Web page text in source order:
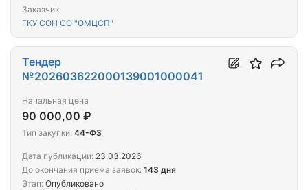
Заказчик
ГКУ СОН СО "ОМЦСП"
Тендер
№202603622000139001000041
Начальная цена
90 000,00 ₽
Тип закупки: 44-ФЗ
Дата публикации: 23.03.2026
До окончания приема заявок: 143 дня
Этап: Опубликовано